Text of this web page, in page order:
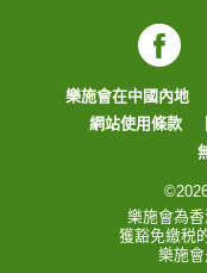
樂施會在中國內地
網站使用條款
樂施會為
獲豁免繳税
樂施